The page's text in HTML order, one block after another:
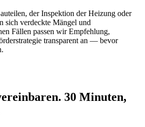
der Inspektion der Heizung oder
sich verdeckte Mängel und
Fällen passen wir Empfehlung,
transparent an — bevor
30 Minuten,